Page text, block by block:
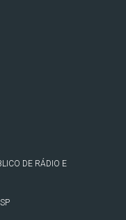
DE RÁDIO E